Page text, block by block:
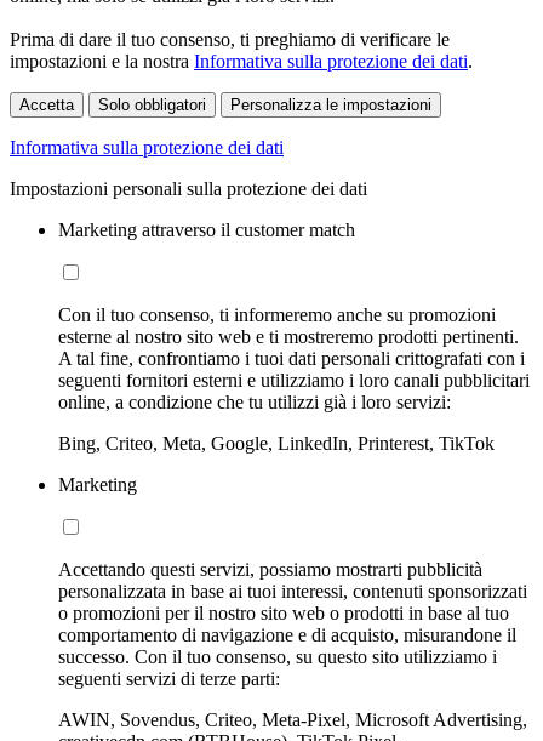
Prima di dare il tuo consenso, ti preghiamo di verificare le
impostazioni e la nostra Informativa sulla protezione dei dati.
Accetta Solo obbligatori Personalizza le impostazioni
Informativa sulla protezione dei dati
Impostazioni personali sulla protezione dei dati
Marketing attraverso il customer match
Con il tuo consenso, ti informeremo anche su promozioni
esterne al nostro sito web e ti mostreremo prodotti pertinenti.
A tal fine, confrontiamo i tuoi dati personali crittografati con i
seguenti fornitori esterni e utilizziamo i loro canali pubblicitari
online, a condizione che tu utilizzi già i loro servizi:
Bing, Criteo, Meta, Google, LinkedIn, Printerest, TikTok
Marketing
Accettando questi servizi, possiamo mostrarti pubblicità
personalizzata in base ai tuoi interessi, contenuti sponsorizzati
o promozioni per il nostro sito web o prodotti in base al tuo
comportamento di navigazione e di acquisto, misurandone il
successo. Con il tuo consenso, su questo sito utilizziamo i
seguenti servizi di terze parti:
AWIN, Sovendus, Criteo, Meta-Pixel, Microsoft Advertising,